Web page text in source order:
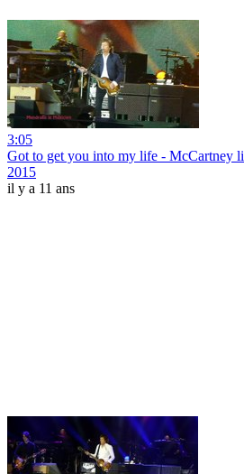
3:05
Got to get you into my life - McCartney
2015
il y a 11 ans